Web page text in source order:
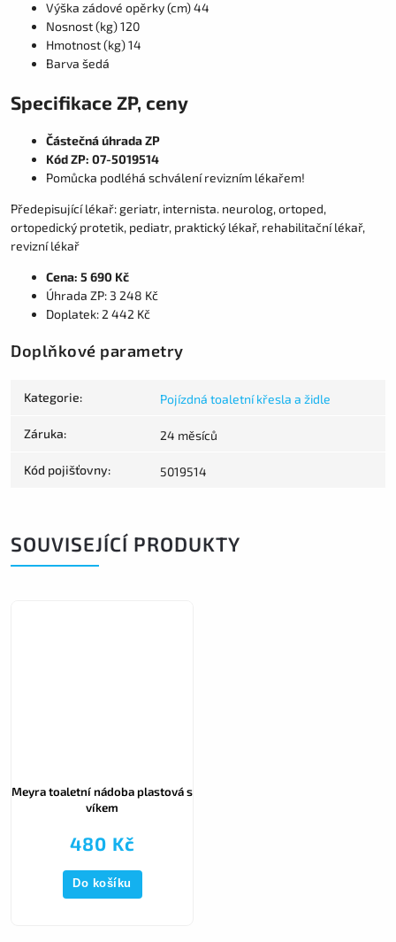
Výška zádové opěrky (cm) 44
Nosnost (kg) 120
Hmotnost (kg) 14
Barva šedá
Specifikace ZP, ceny
Částečná úhrada ZP
Kód ZP: 07-5019514
Pomůcka podléhá schválení revizním lékařem!
Předepisující lékař: geriatr, internista. neurolog, ortoped,
ortopedický protetik, pediatr, praktický lékař, rehabilitační lékař,
revizní lékař
Cena: 5 690 Kč
Úhrada ZP: 3 248 Kč
Doplatek: 2 442 Kč
Doplňkové parametry
Kategorie: Pojízdná toaletní křesla a židle
Záruka: 24 měsíců
Kód pojišťovny: 5019514
SOUVISEJÍCÍ PRODUKTY
Meyra toaletní nádoba plastová s
víkem
480 Kč
Do košíku